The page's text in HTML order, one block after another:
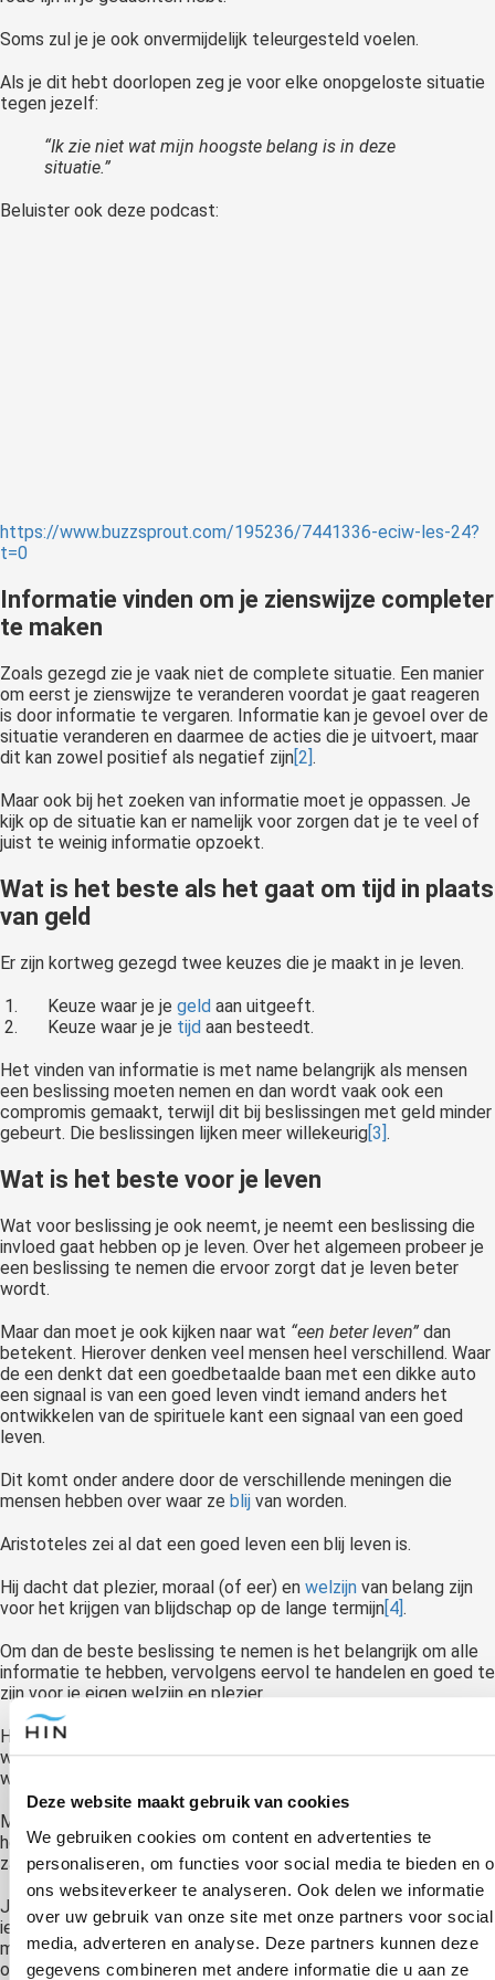
Deze website maakt gebruik van cookies
We gebruiken cookies om content en advertenties te
personaliseren, om functies voor social media te bieden en
ons websiteverkeer te analyseren. Ook delen we informatie
over uw gebruik van onze site met onze partners voor social
media, adverteren en analyse. Deze partners kunnen deze
gegevens combineren met andere informatie die u aan ze
Soms zul je je ook onvermijdelijk teleurgesteld voelen.
Als je dit hebt doorlopen zeg je voor elke onopgeloste situatie
tegen jezelf:
“Ik zie niet wat mijn hoogste belang is in deze
situatie.”
Beluister ook deze podcast:
https://www.buzzsprout.com/195236/7441336-eciw-les-24?
t=0
Informatie vinden om je zienswijze completer
te maken
Zoals gezegd zie je vaak niet de complete situatie. Een manier
om eerst je zienswijze te veranderen voordat je gaat reageren
is door informatie te vergaren. Informatie kan je gevoel over de
situatie veranderen en daarmee de acties die je uitvoert, maar
dit kan zowel positief als negatief zijn[2].
Maar ook bij het zoeken van informatie moet je oppassen. Je
kijk op de situatie kan er namelijk voor zorgen dat je te veel of
juist te weinig informatie opzoekt.
Wat is het beste als het gaat om tijd in plaats
van geld
Er zijn kortweg gezegd twee keuzes die je maakt in je leven.
Keuze waar je jegeld aan uitgeeft.
Keuze waar je je tijd aan besteedt.
Het vinden van informatie is met name belangrijk als mensen
een beslissing moeten nemen en dan wordt vaak ook een
compromis gemaakt, terwijl dit bij beslissingen met geld minder
gebeurt. Die beslissingen lijken meer willekeurig[3].
Wat is het beste voor je leven
Wat voor beslissing je ook neemt, je neemt een beslissing die
invloed gaat hebben op je leven. Over het algemeen probeer je
een beslissing te nemen die ervoor zorgt dat je leven beter
wordt.
Maar dan moet je ook kijken naar wat “een beter leven” dan
betekent. Hierover denken veel mensen heel verschillend. Waar
de een denkt dat een goedbetaalde baan met een dikke auto
een signaal is van een goed leven vindt iemand anders het
ontwikkelen van de spirituele kant een signaal van een goed
leven.
Dit komt onder andere door de verschillende meningen die
mensen hebben over waar ze blij van worden.
Aristoteles zei al dat een goed leven een blij leven is.
Hij dacht dat plezier, moraal (of eer) en welzijn van belang zijn
voor het krijgen van blijdschap op de lange termijn[4].
Om dan de beste beslissing te nemen is het belangrijk om alle
informatie te hebben, vervolgens eervol te handelen en goed te
zijn voor je eigen welzijn en plezier.
Het is dan handig om te bepalen wat jouw welzijn bepaalt en
waar jij plezier van krijgt. Ook kun je voor jezelf nagaan naar
welke moraal jij wilt leven.
Misschien is dit nog heel vaag, maar een hypnotherapeut kan je
helpen te ontdekken wat je diepsteovertuigingenzijn over
zaken als plezier, welzijn en eer/moraal.
Je kunt ook zeggen dat je bepaalde gevoelens die je jegens
iemand hebt het beste dubbel kunt checken, want dat is
moreel gezien ook handiger. Dit kan natuurlijk wel lastig zijn,
omdat je hiermee bloot moet geven hoe jij denkt dat iemand